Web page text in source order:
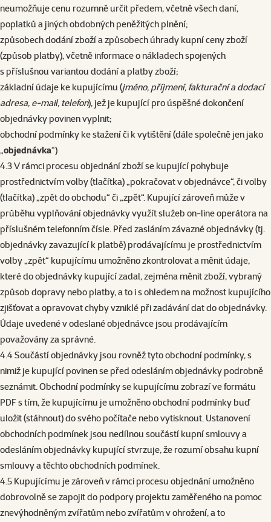
neumožňuje cenu rozumně určit předem, včetně všech daní,
poplatků a jiných obdobných peněžitých plnění;
způsobech dodání zboží a způsobech úhrady kupní ceny zboží
(způsob platby), včetně informace o nákladech spojených
s příslušnou variantou dodání a platby zboží;
základní údaje ke kupujícímu (jméno, příjmení, fakturační a dodací
adresa, e-mail, telefon), jež je kupující pro úspěšné dokončení
objednávky povinen vyplnit;
obchodní podmínky ke stažení či k vytištění (dále společně jen jako
„objednávka“)
4.3 V rámci procesu objednání zboží se kupující pohybuje
prostřednictvím volby (tlačítka) „pokračovat v objednávce“, či volby
(tlačítka) „zpět do obchodu“ či „zpět“. Kupující zároveň může v
průběhu vyplňování objednávky využít služeb on-line operátora na
příslušném telefonním čísle. Před zasláním závazné objednávky (tj.
objednávky zavazující k platbě) prodávajícímu je prostřednictvím
volby „zpět“ kupujícímu umožněno zkontrolovat a měnit údaje,
které do objednávky kupující zadal, zejména měnit zboží, vybraný
způsob dopravy nebo platby, a to i s ohledem na možnost kupujícího
zjišťovat a opravovat chyby vzniklé při zadávání dat do objednávky.
Údaje uvedené v odeslané objednávce jsou prodávajícím
považovány za správné.
4.4 Součástí objednávky jsou rovněž tyto obchodní podmínky, s
nimiž je kupující povinen se před odesláním objednávky podrobně
seznámit. Obchodní podmínky se kupujícímu zobrazí ve formátu
PDF s tím, že kupujícímu je umožněno obchodní podmínky buď
uložit (stáhnout) do svého počítače nebo vytisknout. Ustanovení
obchodních podmínek jsou nedílnou součástí kupní smlouvy a
odesláním objednávky kupující stvrzuje, že rozumí obsahu kupní
smlouvy a těchto obchodních podmínek.
4.5 Kupujícímu je zároveň v rámci procesu objednání umožněno
dobrovolně se zapojit do podpory projektu zaměřeného na pomoc
znevýhodněným zvířatům nebo zvířatům v ohrožení, a to